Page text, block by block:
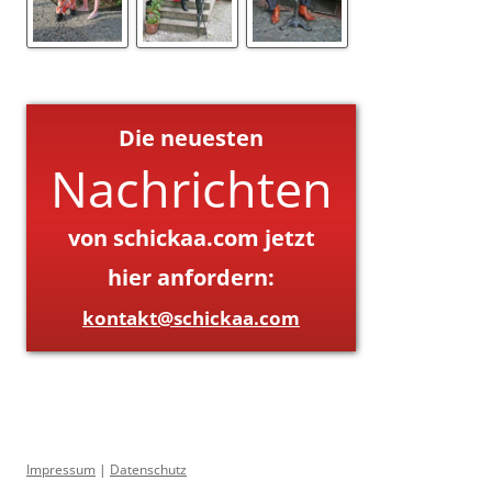
Die neuesten
Nachrichten
von schickaa.com jetzt
hier anfordern:
kontakt@schickaa.com
Impressum | Datenschutz